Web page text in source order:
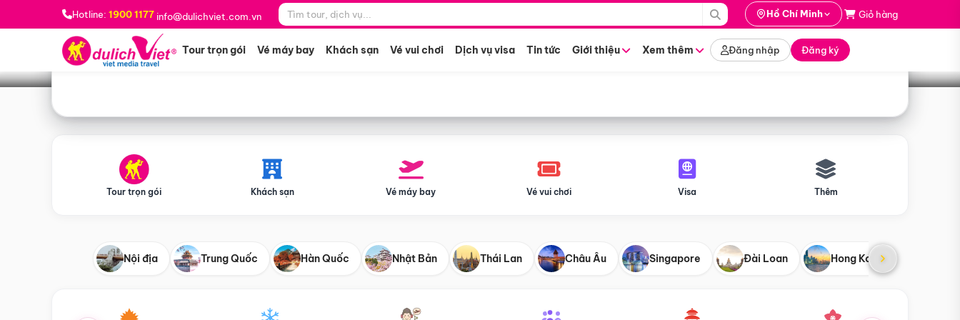
Hotline: 1900 1177 info@dulichviet.com.vn Hồ Chí Minh Giỏ hàng
Tour trọn gói Vé máy bay Khách sạn Vé vui chơi Dịch vụ visa Tin tức Giới thiệu Xem thêm Đăng nhập Đăng ký
Bạn muốn đi đâu? *
Tìm tour
Tour trọn gói Khách sạn Vé máy bay Vé vui chơi Visa Thêm
Nội địa Trung Quốc Hàn Quốc Nhật Bản Thái Lan Châu Âu Singapore Đài Loan Hong Kong